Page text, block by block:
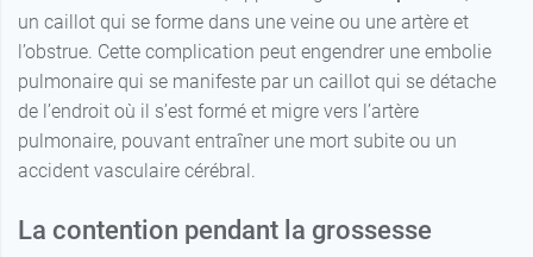
3 - Normal -
Losanges noir
29,99 €
Losanges noir 29,99 €
Losanges noir
un caillot qui se forme dans une veine ou une artère et
l’obstrue. Cette complication peut engendrer une embolie
pulmonaire qui se manifeste par un caillot qui se détache
de l’endroit où il s’est formé et migre vers l’artère
pulmonaire, pouvant entraîner une mort subite ou un
accident vasculaire cérébral.
La contention pendant la grossesse